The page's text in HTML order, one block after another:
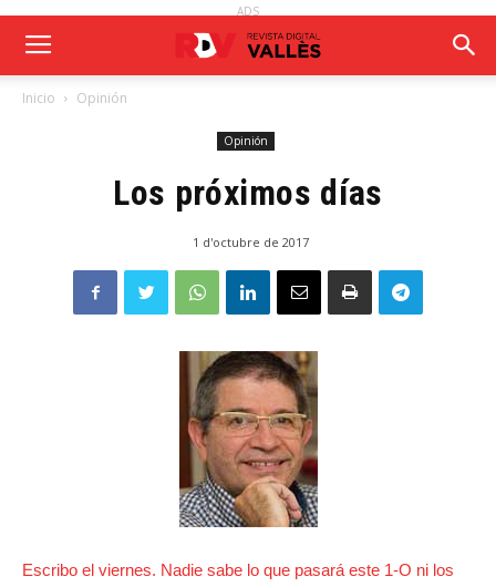
ADS
Inicio Opinión
Opinión
Los próximos días
1 d'octubre de 2017
Escribo el viernes. Nadie sabe lo que pasará este 1-O ni los